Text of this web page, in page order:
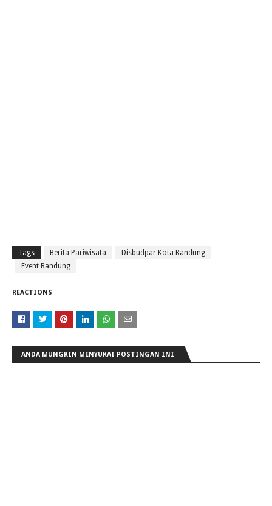
Tags Berita Pariwisata
Disbudpar Kota Bandung
Event Bandung
REACTIONS
ANDA MUNGKIN MENYUKAI POSTINGAN INI